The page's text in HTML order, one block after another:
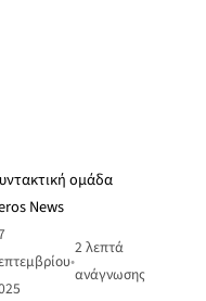
ομάδα
News
•
2 λεπτά
ανάγνωσης